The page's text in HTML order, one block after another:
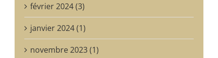
février 2024 (3)
janvier 2024 (1)
novembre 2023 (1)